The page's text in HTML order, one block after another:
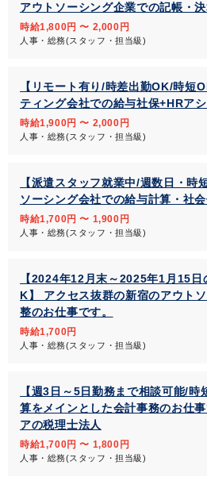
アウトソーシング企業での記帳・
時給1,800円 〜 2,000円
人事・総務(スタッフ・担当級)
【リモート有り/時差出勤OK/時短
ティング会社での給与社保+HRア
時給1,900円 〜 2,000円
人事・総務(スタッフ・担当級)
【派遣スタッフ就業中/週数日・時
ソーシング会社での給与計算・社
時給1,700円 〜 1,900円
人事・総務(スタッフ・担当級)
【2024年12月末～2025年1月15
K】 アクセス抜群の新宿のアウト
整のお仕事です。
時給1,700円
人事・総務(スタッフ・担当級)
【週3日～5日勤務まで相談可能/
算をメインとした会計事務のお仕
アの税理士法人
時給1,700円 〜 1,800円
人事・総務(スタッフ・担当級)